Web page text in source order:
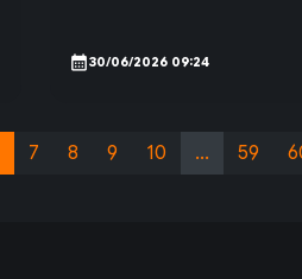
calendar_month30/06/2026 09:24
7 8 9 10 ... 59